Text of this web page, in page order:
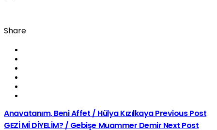
Share
Anavatanım, Beni Affet / Hülya KızılkayaPrevious Post
GEZİ Mİ DİYELİM? / Gebişe Muammer Demir Next Post